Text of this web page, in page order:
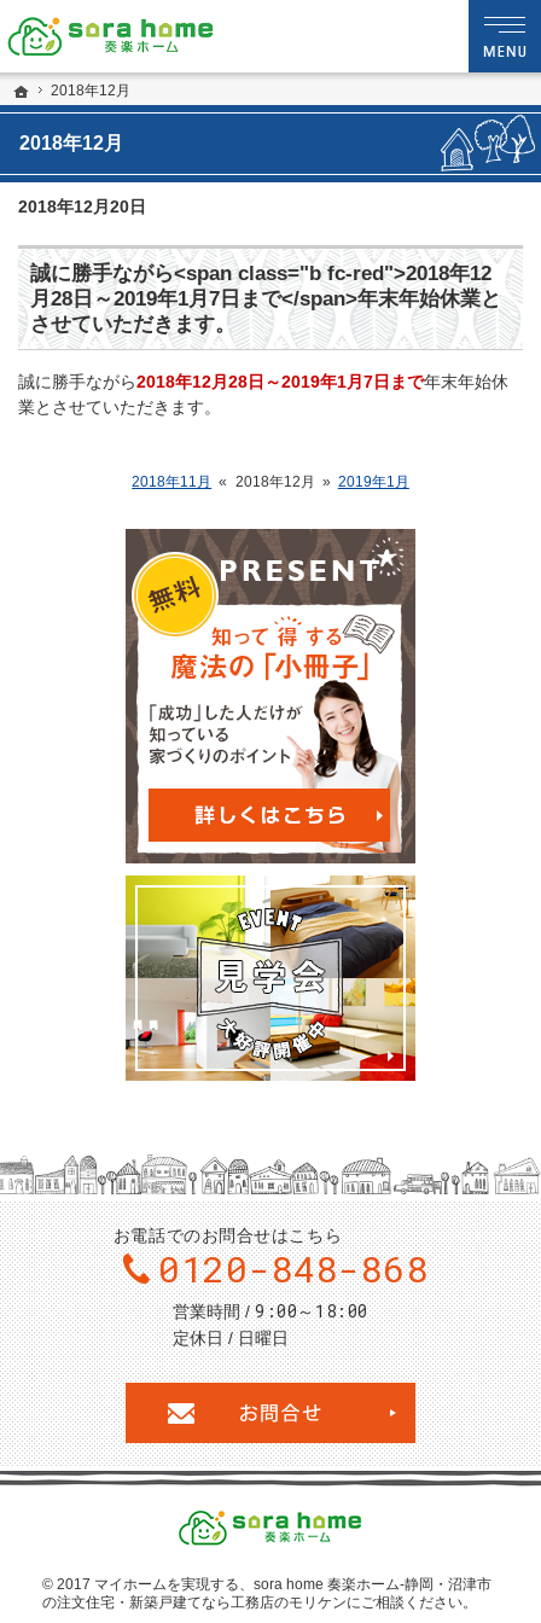
ホーム
2018年12月
2018年12月
静岡・沼津市の新築・注文住宅・新築戸建てなら夢を現実にする工務店のsora
sora home 奏楽ホーム‐静岡・沼津市の新築・注文住宅・新築戸建てなら工務店の
2018年12月20日
誠に勝手ながら<span class="b fc-red">2018年12
月28日～2019年1月7日まで</span>年末年始休業と
させていただきます。
誠に勝手ながら2018年12月28日～2019年1月7日まで年末年始休
業とさせていただきます。
2018年11月 « 2018年12月 » 2019年1月
お電話でのお問合せはこちら
0120-848-868
営業時間 9:00～18:00
定休日 日曜日
お問合せ・ご
© 2017 マイホームを実現する、sora home 奏楽ホーム‐静岡・沼津市
の注文住宅・新築戸建てなら工務店のモリケンにご相談ください。